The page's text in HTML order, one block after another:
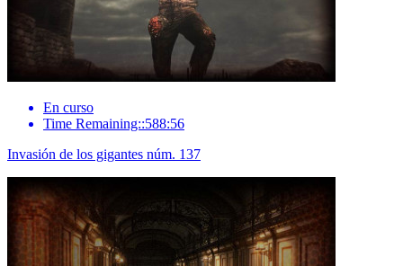
En curso
Time Remaining::588:56
Invasión de los gigantes núm. 137